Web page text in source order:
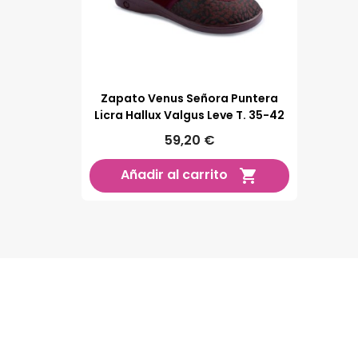
Zapato Venus Señora Puntera
Licra Hallux Valgus Leve T. 35-42
59,20 €
Añadir al carrito
